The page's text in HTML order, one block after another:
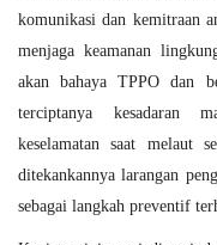
komunikasi dan kemitraan
menjaga keamanan
akan bahaya TPPO dan
terciptanya kesadaran
keselamatan saat melaut
ditekankannya larangan
sebagai langkah preventif